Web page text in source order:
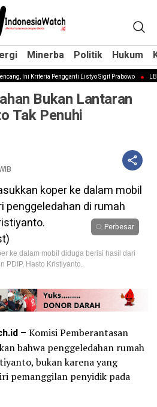
Minerba Politik Hukum
Minerba Politik Hukum
Ini Kriteria Pengganti Listyo Sigit Prabowo LBH
Bukan Lantaran
Tak Penuhi
Perbesar
ke dalam mobil diduga berisi hasil dari
PDIP, Hasto Kristiyanto.
–‎ Komisi Pemberantasan
bahwa penggeledahan rumah
bukan karena yang
pemanggilan ‎penyidik pada